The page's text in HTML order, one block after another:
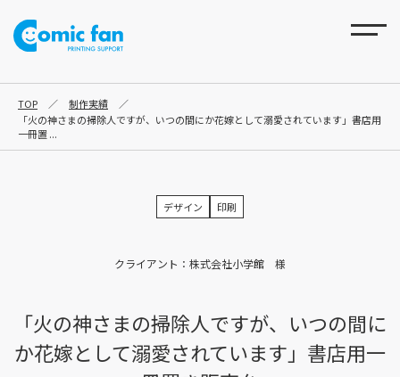
TOP ／ 制作実績
／
「火の神さまの掃除人ですが、いつの間にか花嫁として溺愛されています」書店用
一冊置 ...
デザイン 印刷
クライアント：株式会社小学館 様
「火の神さまの掃除人ですが、いつの間に
か花嫁として溺愛されています」書店用一